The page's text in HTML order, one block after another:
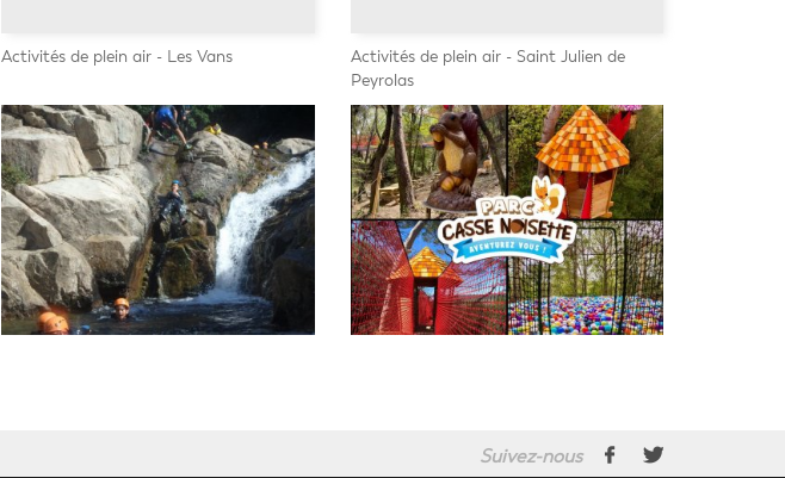
Activités de plein air - Les Vans
Activités de plein air - Saint Julien de
Peyrolas
Suivez-nous